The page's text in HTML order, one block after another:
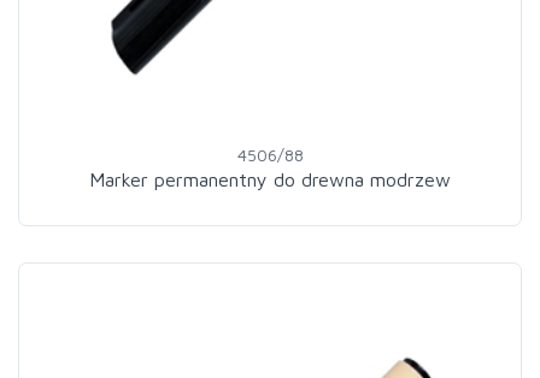
4506/88
Marker permanentny do drewna modrzew